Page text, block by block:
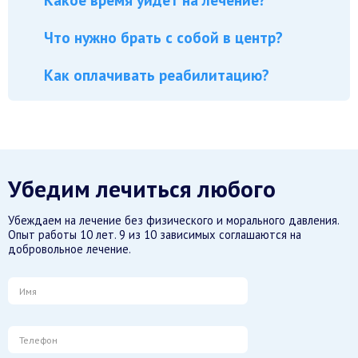
Что нужно брать с собой в центр?
Как оплачивать реабилитацию?
Убедим лечиться любого
Убеждаем на лечение без физического и морального давления.
Опыт работы 10 лет. 9 из 10 зависимых соглашаются на
добровольное лечение.